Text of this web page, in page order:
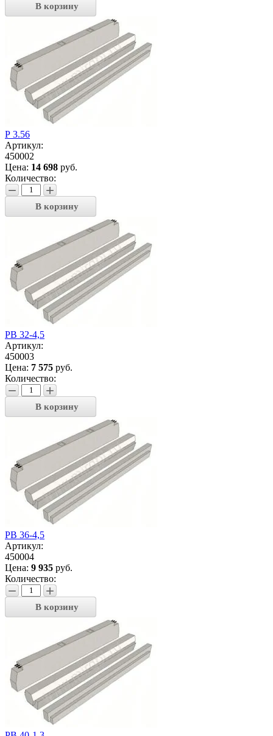
В корзину
Р 3.56
Артикул:
450002
Цена: 14 698 руб.
Количество:
− +
В корзину
РВ 32-4,5
Артикул:
450003
Цена: 7 575 руб.
Количество:
− +
В корзину
РВ 36-4,5
Артикул:
450004
Цена: 9 935 руб.
Количество:
− +
В корзину